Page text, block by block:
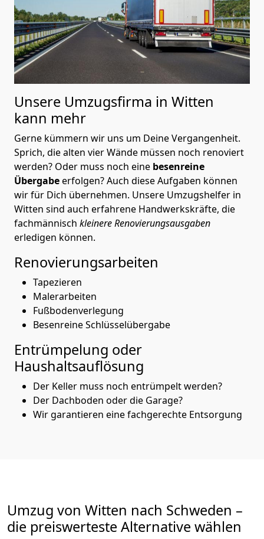
Unsere Umzugsfirma in Witten
kann mehr
Gerne kümmern wir uns um Deine Vergangenheit.
Sprich, die alten vier Wände müssen noch renoviert
werden? Oder muss noch eine besenreine
Übergabeerfolgen? Auch diese Aufgaben können
wir für Dich übernehmen. Unsere Umzugshelfer in
Witten sind auch erfahrene Handwerkskräfte, die
fachmännisch kleinere Renovierungsausgaben
erledigen können.
Renovierungsarbeiten
Tapezieren
Malerarbeiten
Fußbodenverlegung
Besenreine Schlüsselübergabe
Entrümpelung oder
Haushaltsauflösung
Der Keller muss noch entrümpelt werden?
Der Dachboden oder die Garage?
Wir garantieren eine fachgerechte Entsorgung
Umzug von Witten nach Schweden –
die preiswerteste Alternative wählen